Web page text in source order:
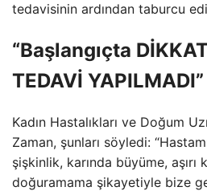
tedavisinin ardından taburcu
“Başlangıçta
TEDAVİ YAPILMADI”
Kadın Hastalıkları ve Doğum
Zaman, şunları söyledi:
şişkinlik, karında büyüme, aşırı
doğuramama şikayetiyle bize